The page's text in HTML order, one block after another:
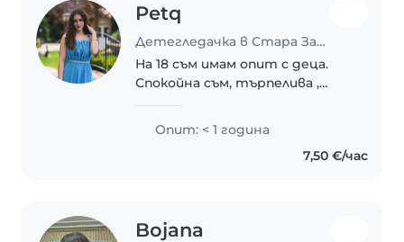
Petq
Детегледачка в Стара Загора
На 18 съм имам опит с деца.
Спокойна съм, търпелива ,
обичат
Опит: < 1 година
7,50 €/час
Bojana